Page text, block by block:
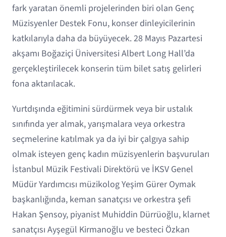
fark yaratan önemli projelerinden biri olan Genç
Müzisyenler Destek Fonu, konser dinleyicilerinin
katkılarıyla daha da büyüyecek. 28 Mayıs Pazartesi
akşamı Boğaziçi Üniversitesi Albert Long Hall’da
gerçekleştirilecek konserin tüm bilet satış gelirleri
fona aktarılacak.
Yurtdışında eğitimini sürdürmek veya bir ustalık
sınıfında yer almak, yarışmalara veya orkestra
seçmelerine katılmak ya da iyi bir çalgıya sahip
olmak isteyen genç kadın müzisyenlerin başvuruları
İstanbul Müzik Festivali Direktörü ve İKSV Genel
Müdür Yardımcısı müzikolog Yeşim Gürer Oymak
başkanlığında, keman sanatçısı ve orkestra şefi
Hakan Şensoy, piyanist Muhiddin Dürrüoğlu, klarnet
sanatçısı Ayşegül Kirmanoğlu ve besteci Özkan